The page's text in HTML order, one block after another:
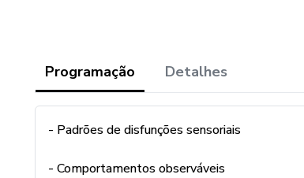
ajuda compreender
intervir de forma
Programação Detalhes
- Padrões de disfunções sensoriais
- Comportamentos observáveis